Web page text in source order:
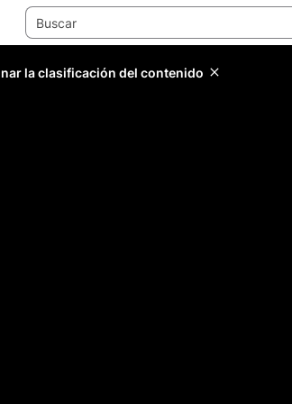
la clasificación del contenido